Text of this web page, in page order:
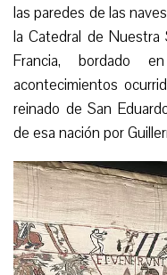
las paredes de las
la Catedral de
Francia, bordado
acontecimientos
reinado de San
de esa nación por